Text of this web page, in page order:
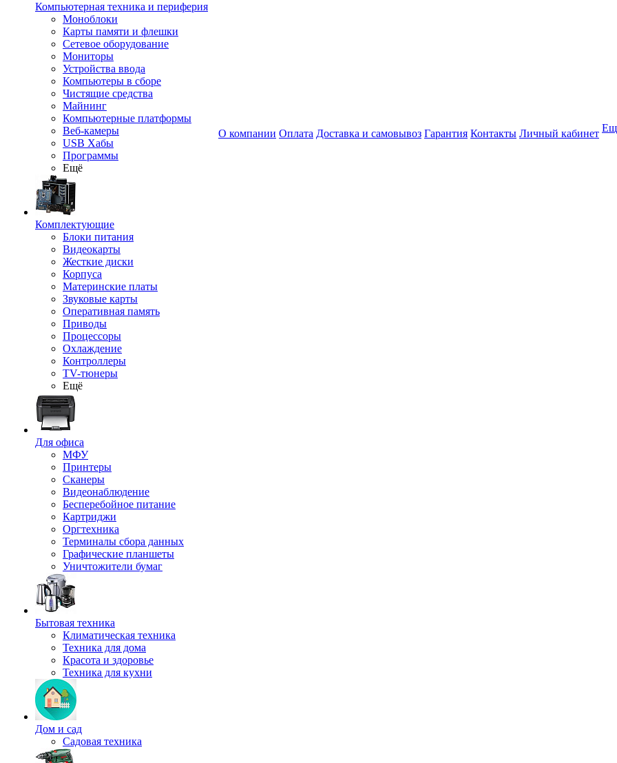
Компьютерная техника и периферия
Моноблоки
Карты памяти и флешки
Сетевое оборудование
Мониторы
Устройства ввода
Компьютеры в сборе
Чистящие средства
Майнинг
Компьютерные платформы
Веб-камеры
USB Хабы
Программы
Ещё
Комплектующие
Блоки питания
Видеокарты
Жесткие диски
Корпуса
Материнские платы
Звуковые карты
Оперативная память
Приводы
Процессоры
Охлаждение
Контроллеры
TV-тюнеры
Ещё
Для офиса
МФУ
Принтеры
Сканеры
Видеонаблюдение
Бесперебойное питание
Картриджи
Оргтехника
Терминалы сбора данных
Графические планшеты
Уничтожители бумаг
Бытовая техника
Климатическая техника
Техника для дома
Красота и здоровье
Техника для кухни
Дом и сад
Садовая техника
О компании Оплата Доставка и самовывоз Гарантия Контакты Личный кабинет